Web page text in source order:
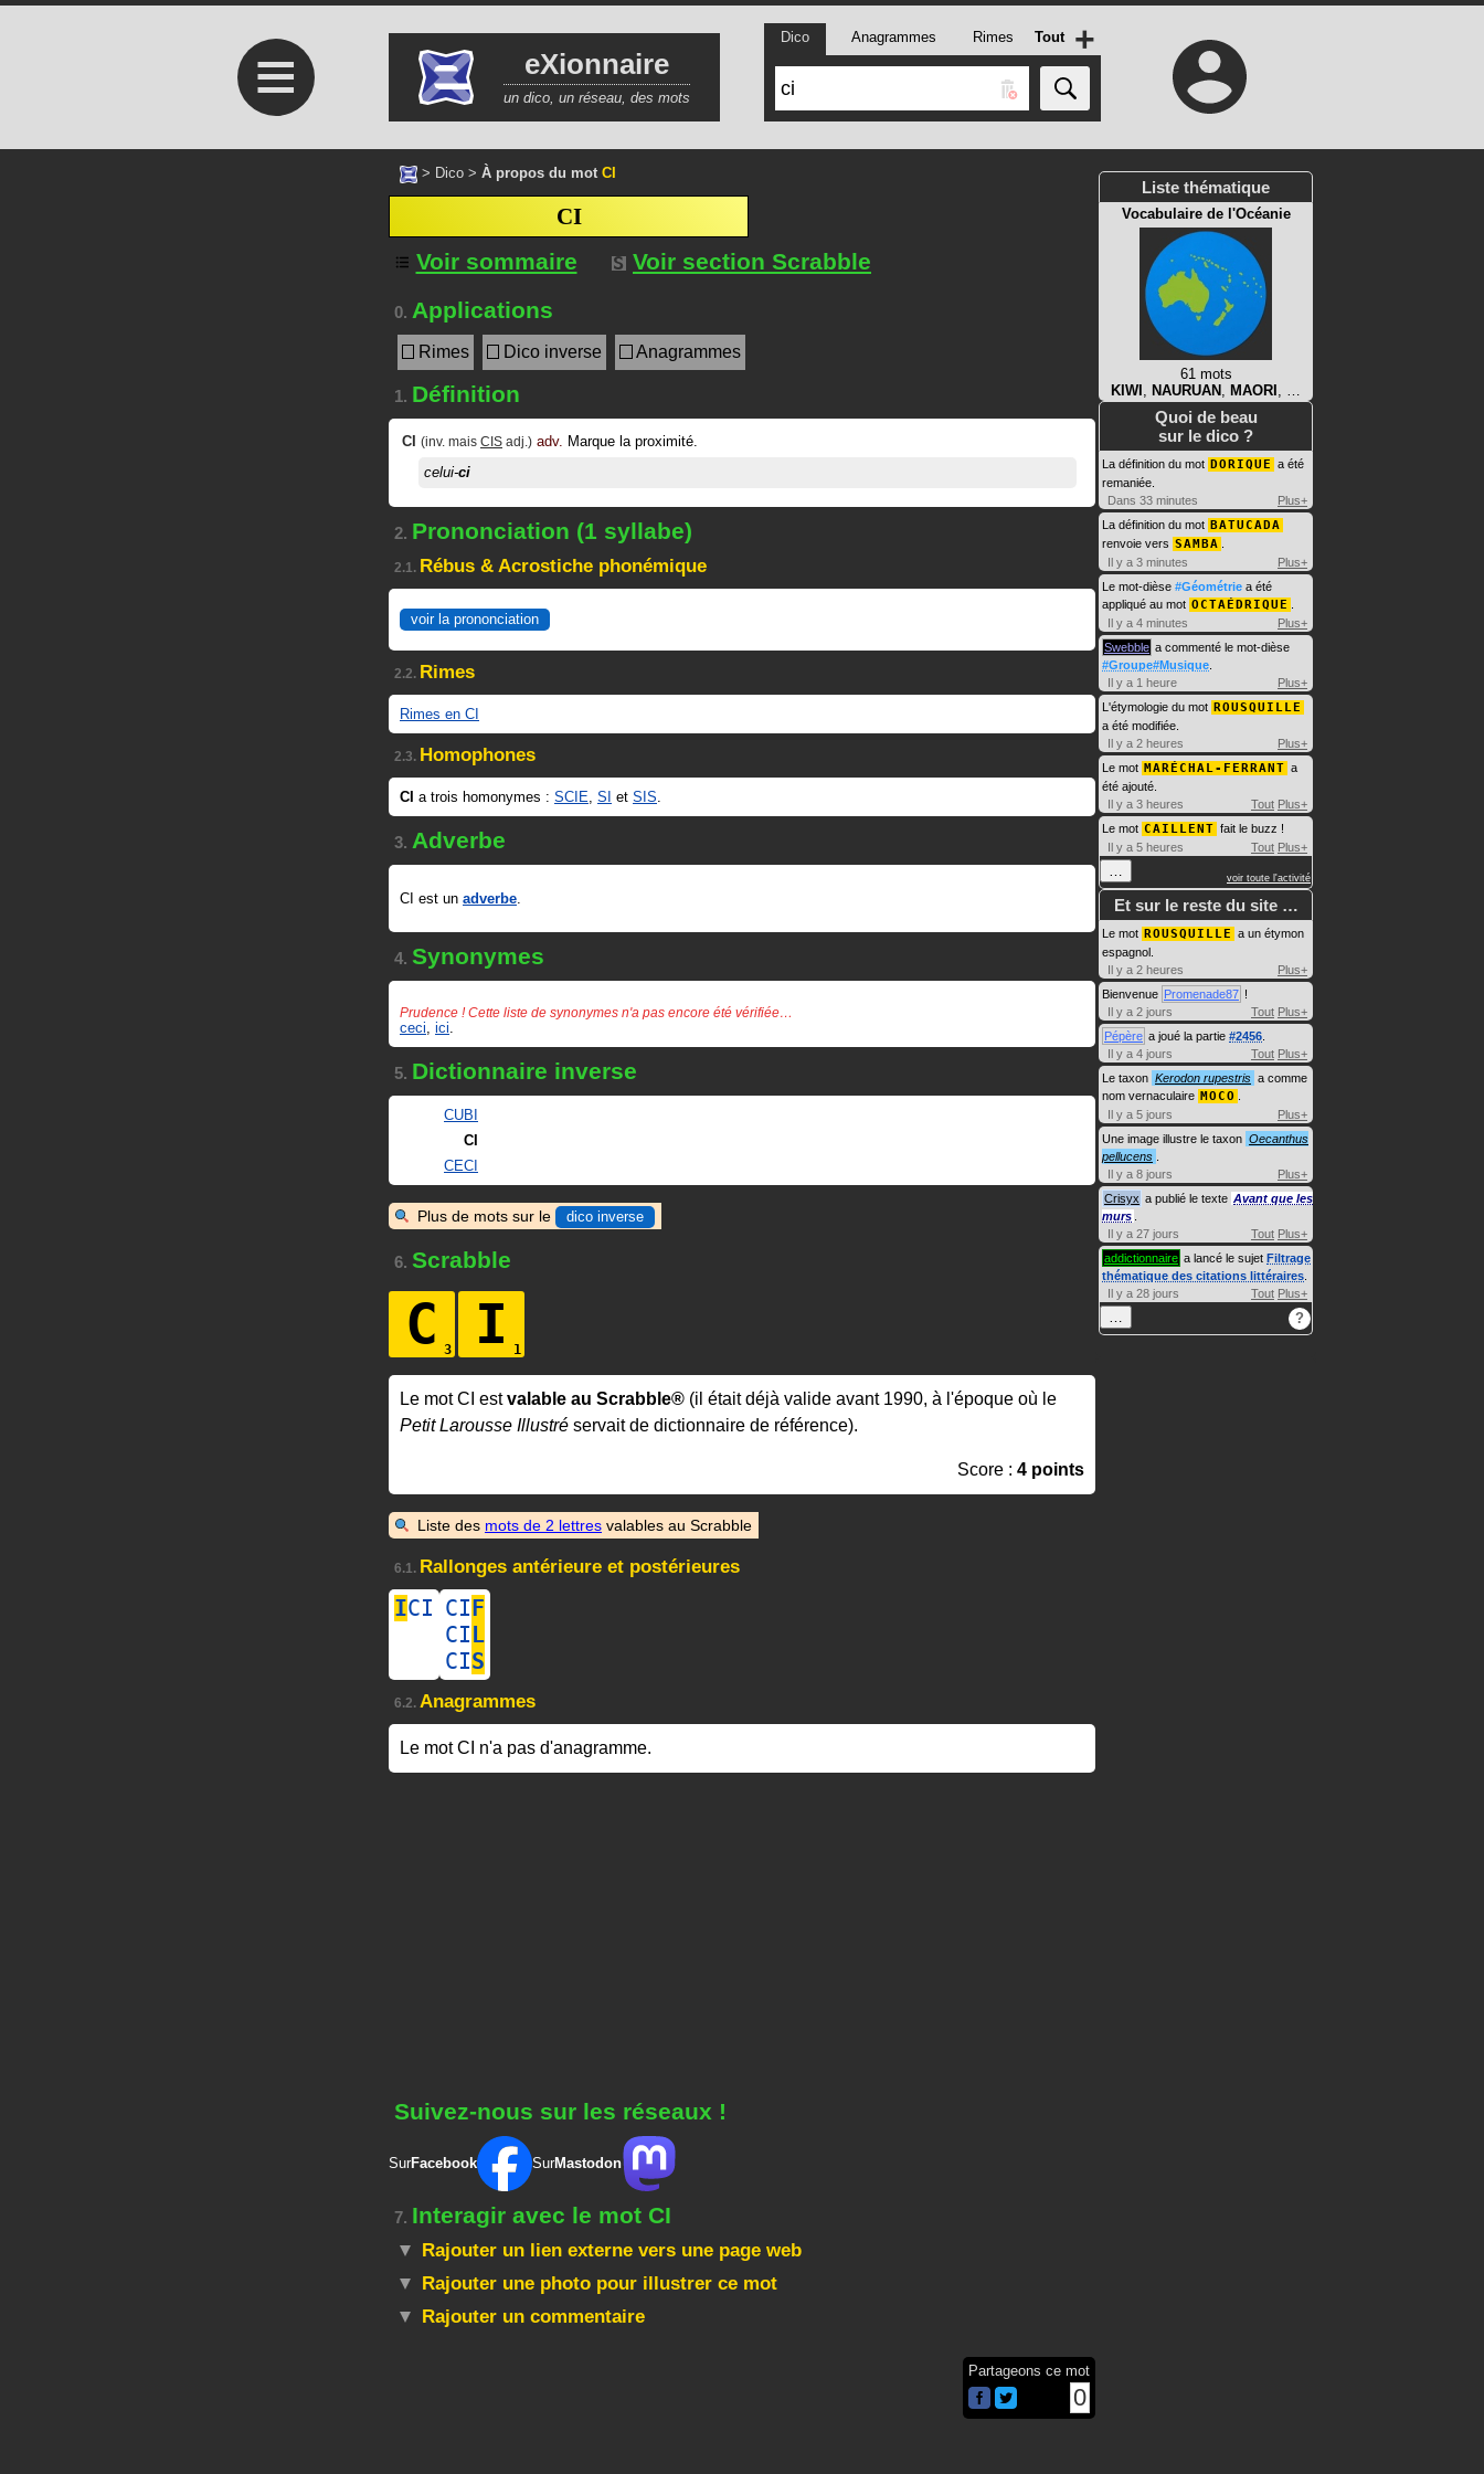
≡ eXionnaire
un dico, un réseau, des mots
Dico Anagrammes Rimes Tout +
> Dico > À propos du mot CI
CI
Voir sommaire
Voir section Scrabble
0. Applications
Rimes Dico inverse Anagrammes
1. Définition
CI (inv. mais CIS adj.) adv. Marque la proximité.
celui-ci
2. Prononciation (1 syllabe)
2.1. Rébus & Acrostiche phonémique
voir la prononciation
2.2. Rimes
Rimes en CI
2.3. Homophones
CI a trois homonymes : SCIE, SI et SIS.
3. Adverbe
CI est un adverbe.
4. Synonymes
Prudence ! Cette liste de synonymes n'a pas encore été vérifiée…
ceci ici
5. Dictionnaire inverse
CUBI
CI
CECI
Plus de mots sur le dico inverse
6. Scrabble
C I
Le mot CI estvalable au Scrabble® (il était déjà valide avant 1990, à l'époque où le
Petit Larousse Illustré servait de dictionnaire de référence).
Score : 4 points
Liste des mots de 2 lettres valables au Scrabble
6.1. Rallonges antérieure et postérieures
ICI CIF
CIL
CIS
6.2. Anagrammes
Le mot CI n'a pas d'anagramme.
Suivez-nous sur les réseaux !
SurFacebook SurMastodon
7. Interagir avec le mot CI
Rajouter un lien externe vers une page web
Rajouter une photo pour illustrer ce mot
Rajouter un commentaire
Partageons ce mot
0
Liste thématique
Vocabulaire de l'Océanie
61 mots
KIWI , NAURUAN , MAORI , …
Quoi de beau
sur le dico ?
La définition du mot DORIQUE a été
remaniée.
Dans 33 minutes
Plus+
La définition du mot BATUCADA
renvoie vers SAMBA
Il y a 3 minutes
Plus+
Le mot-dièse #Géométrie a été
appliqué au mot OCTAÉDRIQUE
Il y a 4 minutes
Plus+
Swebble a commenté le mot-dièse
#Groupe#Musique
Il y a 1 heure
Plus+
L'étymologie du mot ROUSQUILLE
a été modifiée.
Il y a 2 heures
Plus+
Le mot MARÉCHAL-FERRANT a
été ajouté.
Il y a 3 heures
Tout Plus+
Le mot CAILLENT fait le buzz !
Il y a 5 heures
Tout Plus+
… voir toute l'activité
Et sur le reste du site …
Le mot ROUSQUILLE a un étymon
espagnol.
Il y a 2 heures
Plus+
Bienvenue Promenade87 !
Il y a 2 jours
Tout Plus+
Pépère a joué la partie #2456
Il y a 4 jours
Tout Plus+
Le taxon Kerodon rupestris a comme
nom vernaculaire MOCO
Il y a 5 jours
Plus+
Une image illustre le taxon Oecanthus
pellucens
Il y a 8 jours
Plus+
Crisyx a publié le texte Avant que les
murs
Il y a 27 jours
Tout Plus+
addictionnaire a lancé le sujet Filtrage
thématique des citations littéraires
Il y a 28 jours
Tout Plus+
… ?